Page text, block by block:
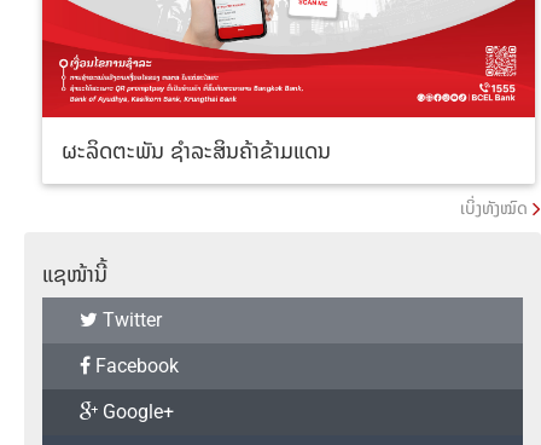
ຜະລິດຕະພັນ ຊຳລະສິນຄ້າຂ້າມແດນ
ເບິ່ງທັງໝົດ
ແຊໜ້ານີ້
Twitter
Facebook
Google+